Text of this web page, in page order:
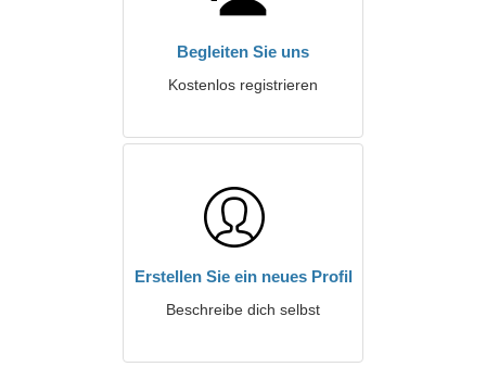
Begleiten Sie uns
Kostenlos registrieren
Erstellen Sie ein neues Profil
Beschreibe dich selbst